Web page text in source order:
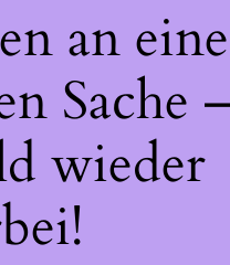
an
Sache
wieder